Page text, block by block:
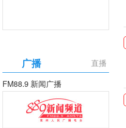
直播
广播
FM88.9 新闻广播